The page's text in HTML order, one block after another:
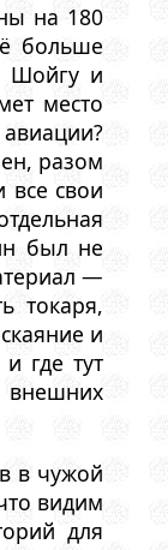
на 180
больше
Шойгу и
место
разом
свои
был не
—
токаря,
и
где тут
внешних
в чужой
видим
для